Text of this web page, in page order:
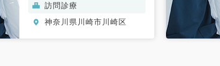
訪問診療
神奈川県川崎市川崎区